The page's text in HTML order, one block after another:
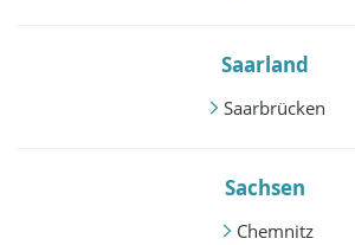
Saarland
Saarbrücken
Sachsen
Chemnitz